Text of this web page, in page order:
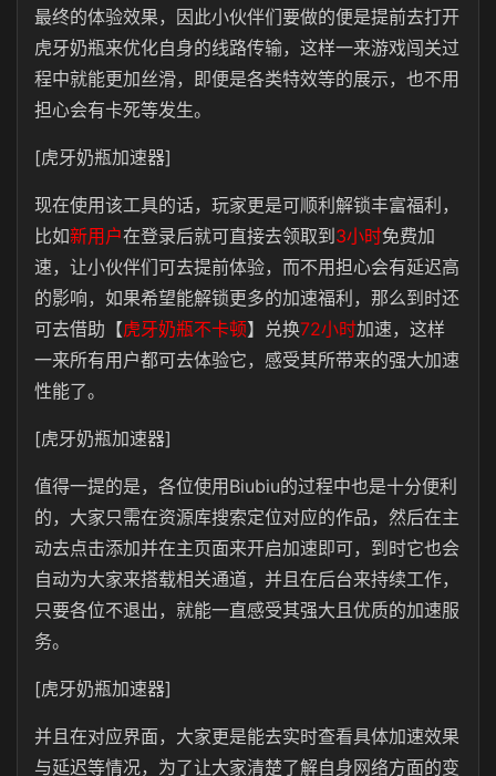
最终的体验效果，因此小伙伴们要做的便是提前去打开
虎牙奶瓶来优化自身的线路传输，这样一来游戏闯关过
程中就能更加丝滑，即便是各类特效等的展示，也不用
担心会有卡死等发生。
[虎牙奶瓶加速器]
现在使用该工具的话，玩家更是可顺利解锁丰富福利，
比如新用户在登录后就可直接去领取到 3小时免费加
速，让小伙伴们可去提前体验，而不用担心会有延迟高
的影响，如果希望能解锁更多的加速福利，那么到时还
可去借助【虎牙奶瓶不卡顿】兑换72小时加速，这样
一来所有用户都可去体验它，感受其所带来的强大加速
性能了。
[虎牙奶瓶加速器]
值得一提的是，各位使用Biubiu的过程中也是十分便利
的，大家只需在资源库搜索定位对应的作品，然后在主
动去点击添加并在主页面来开启加速即可，到时它也会
自动为大家来搭载相关通道，并且在后台来持续工作，
只要各位不退出，就能一直感受其强大且优质的加速服
务。
[虎牙奶瓶加速器]
并且在对应界面，大家更是能去实时查看具体加速效果
与延迟等情况，为了让大家清楚了解自身网络方面的变